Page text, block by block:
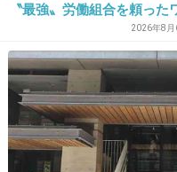
2019/01/13(日) 15:35:11
私、篠崎愛とほぼ同じ体型だけど
ニートで引きこもり。。小さい時
い。
結局、顔だよねえ。 せっかくの
の整形する予定。
〝最強〟労働組合を頼った
2026年8月